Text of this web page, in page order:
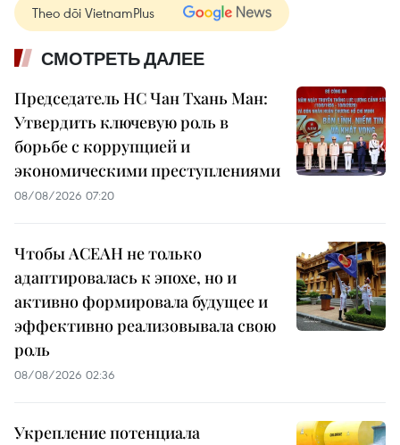
Theo dõi VietnamPlus
СМОТРЕТЬ ДАЛЕЕ
Председатель НС Чан Тхань Ман:
Утвердить ключевую роль в
борьбе с коррупцией и
экономическими преступлениями
08/08/2026 07:20
Чтобы АСЕАН не только
адаптировалась к эпохе, но и
активно формировала будущее и
эффективно реализовывала свою
роль
08/08/2026 02:36
Укрепление потенциала